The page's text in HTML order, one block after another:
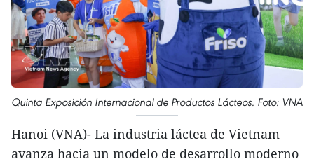
Quinta Exposición Internacional de Productos Lácteos. Foto: VNA
Hanoi (VNA)- La industria láctea de Vietnam
avanza hacia un modelo de desarrollo moderno